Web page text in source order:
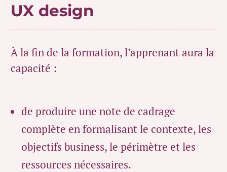
UX design
À la fin de la formation, l’apprenant aura la
capacité :
de produire une note de cadrage
complète en formalisant le contexte, les
objectifs business, le périmètre et les
ressources nécessaires.